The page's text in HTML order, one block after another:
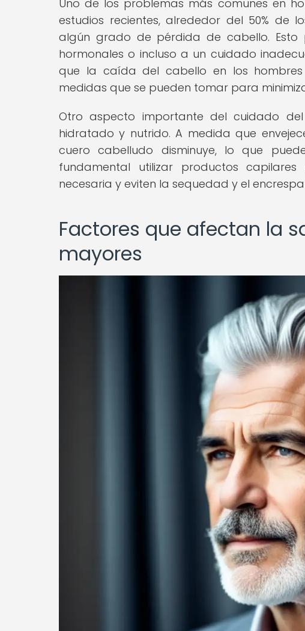
Uno de los problemas más comunes en
estudios recientes, alrededor del 50% de
algún grado de pérdida de cabello. Esto
hormonales o incluso a un cuidado
que la caída del cabello en los
medidas que se pueden tomar para
Otro aspecto importante del cuidado
hidratado y nutrido. A medida que
cuero cabelludo disminuye, lo que
fundamental utilizar productos
necesaria y eviten la sequedad y el
Factores que afectan la
mayores